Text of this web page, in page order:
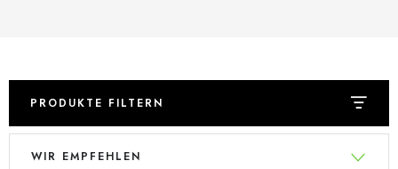
PRODUKTE FILTERN
L
P WIR EMPFEHLEN